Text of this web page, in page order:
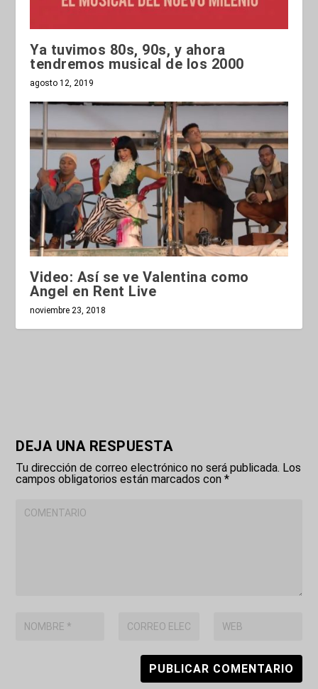
Ya tuvimos 80s, 90s, y ahora
tendremos musical de los 2000
agosto 12, 2019
Video: Así se ve Valentina como
Angel en Rent Live
noviembre 23, 2018
DEJA UNA RESPUESTA
Tu dirección de correo electrónico no será publicada. Los
campos obligatorios están marcados con*